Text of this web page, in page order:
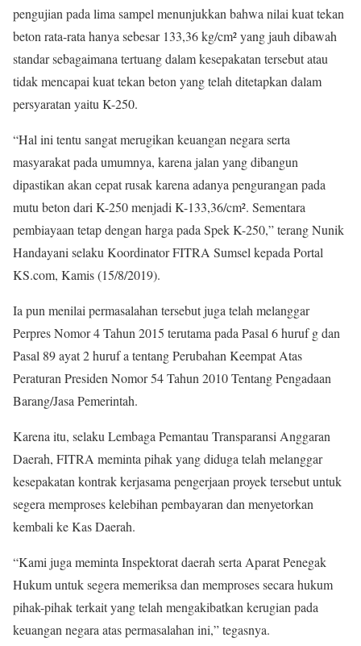
pengujian pada lima sampel menunjukkan bahwa nilai kuat tekan
beton rata-rata hanya sebesar 133,36 kg/cm² yang jauh dibawah
standar sebagaimana tertuang dalam kesepakatan tersebut atau
tidak mencapai kuat tekan beton yang telah ditetapkan dalam
persyaratan yaitu K-250.
“Hal ini tentu sangat merugikan keuangan negara serta
masyarakat pada umumnya, karena jalan yang dibangun
dipastikan akan cepat rusak karena adanya pengurangan pada
mutu beton dari K-250 menjadi K-133,36/cm². Sementara
pembiayaan tetap dengan harga pada Spek K-250,” terang Nunik
Handayani selaku Koordinator FITRA Sumsel kepada Portal
KS.com, Kamis (15/8/2019).
Ia pun menilai permasalahan tersebut juga telah melanggar
Perpres Nomor 4 Tahun 2015 terutama pada Pasal 6 huruf g dan
Pasal 89 ayat 2 huruf a tentang Perubahan Keempat Atas
Peraturan Presiden Nomor 54 Tahun 2010 Tentang Pengadaan
Barang/Jasa Pemerintah.
Karena itu, selaku Lembaga Pemantau Transparansi Anggaran
Daerah, FITRA meminta pihak yang diduga telah melanggar
kesepakatan kontrak kerjasama pengerjaan proyek tersebut untuk
segera memproses kelebihan pembayaran dan menyetorkan
kembali ke Kas Daerah.
“Kami juga meminta Inspektorat daerah serta Aparat Penegak
Hukum untuk segera memeriksa dan memproses secara hukum
pihak-pihak terkait yang telah mengakibatkan kerugian pada
keuangan negara atas permasalahan ini,” tegasnya.